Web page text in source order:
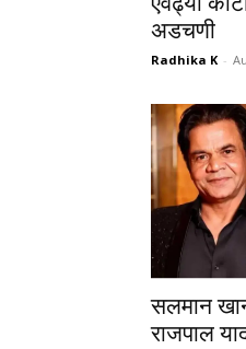
अडचणी
Radhika K -
सलमान
राजपाल